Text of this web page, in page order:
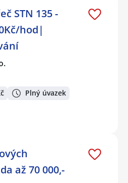
STN 135 -
hod|
Plný úvazek
až 70 000,-